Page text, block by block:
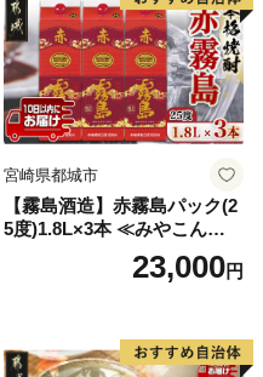
宮崎県都城市
【霧島酒造】赤霧島パック(2
5度)1.8L×3本 ≪みやこんじょ
特急便≫_23-07-K03P-1800-3
23,000円